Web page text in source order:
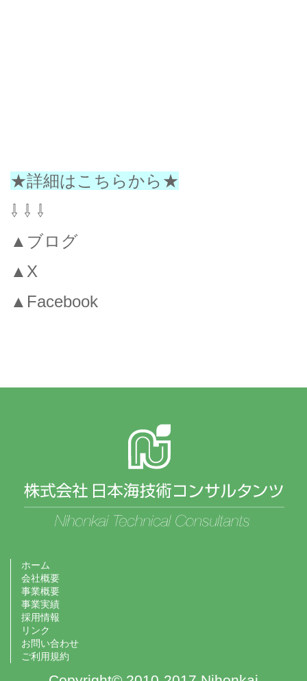
★詳細はこちらから★
⇩ ⇩ ⇩
▲ブログ
▲X
▲Facebook
ホーム
会社概要
事業概要
事業実績
採用情報
リンク
お問い合わせ
ご利用規約